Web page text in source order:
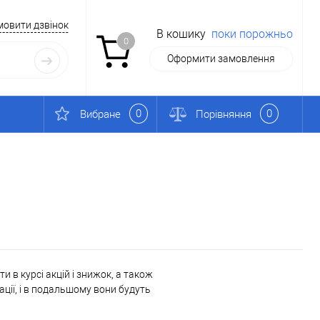
дзвінок
0
В кошику поки порожньо
Оформити замовлення
Вибране 0 Порівняння 0
в курсі акцій і знижок, а також
і в подальшому вони будуть